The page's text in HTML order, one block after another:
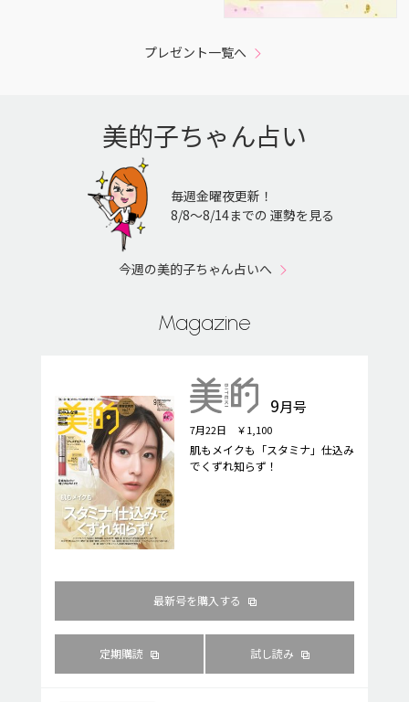
プレゼント一覧へ
美的子ちゃん占い
毎週金曜夜更新！
8/8〜8/14までの 運勢を見る
今週の美的子ちゃん占いへ
Magazine
9月号
7月22日 ￥1,100
肌もメイクも「スタミナ」仕込み
でくずれ知らず！
最新号を購入する
定期購読 試し読み